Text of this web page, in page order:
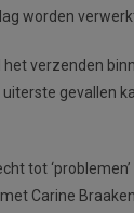
worden
verzenden
gevallen
tot
Carine